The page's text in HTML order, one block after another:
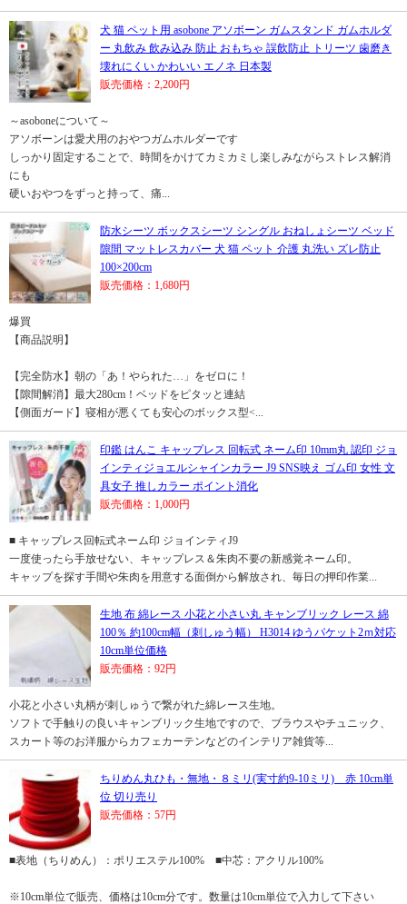
犬 猫 ペット用 asobone アソボーン ガムスタンド ガムホルダ
ー 丸飲み 飲み込み 防止 おもちゃ 誤飲防止 トリーツ 歯磨き
壊れにくい かわいい エノネ 日本製
販売価格：2,200円
～asoboneについて～
アソボーンは愛犬用のおやつガムホルダーです
しっかり固定することで、時間をかけてカミカミし楽しみながらストレス解消
にも
硬いおやつをずっと持って、痛...
防水シーツ ボックスシーツ シングル おねしょシーツ ベッド
隙間 マットレスカバー 犬 猫 ペット 介護 丸洗い ズレ防止
100×200cm
販売価格：1,680円
爆買
【商品説明】
【完全防水】朝の「あ！やられた…」をゼロに！
【隙間解消】最大280cm！ベッドをピタッと連結
【側面ガード】寝相が悪くても安心のボックス型<...
印鑑 はんこ キャップレス 回転式 ネーム印 10mm丸 認印 ジョ
インティジョエルシャインカラー J9 SNS映え ゴム印 女性 文
具女子 推しカラー ポイント消化
販売価格：1,000円
■ キャップレス回転式ネーム印 ジョインティJ9
一度使ったら手放せない、キャップレス＆朱肉不要の新感覚ネーム印。
キャップを探す手間や朱肉を用意する面倒から解放され、毎日の押印作業...
生地 布 綿レース 小花と小さい丸 キャンブリック レース 綿
100％ 約100cm幅（刺しゅう幅） H3014 ゆうパケット2ｍ対応
10cm単位価格
販売価格：92円
小花と小さい丸柄が刺しゅうで繋がれた綿レース生地。
ソフトで手触りの良いキャンブリック生地ですので、ブラウスやチュニック、
スカート等のお洋服からカフェカーテンなどのインテリア雑貨等...
ちりめん丸ひも・無地・８ミリ(実寸約9-10ミリ) 赤 10cm単
位 切り売り
販売価格：57円
■表地（ちりめん）：ポリエステル100% ■中芯：アクリル100%
※10cm単位で販売、価格は10cm分です。数量は10cm単位で入力して下さい